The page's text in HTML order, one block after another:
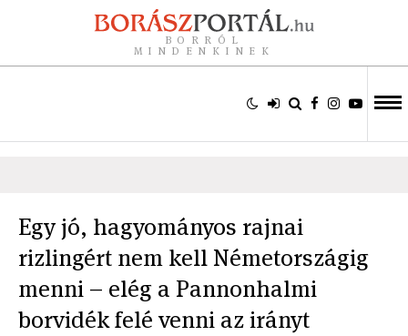
BORRÓL
MINDENKINEK
Egy jó, hagyományos rajnai
rizlingért nem kell Németországig
menni – elég a Pannonhalmi
borvidék felé venni az irányt